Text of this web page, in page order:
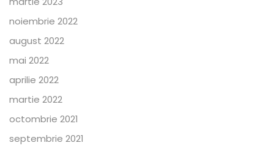
noiembrie 2022
august 2022
mai 2022
aprilie 2022
martie 2022
octombrie 2021
septembrie 2021